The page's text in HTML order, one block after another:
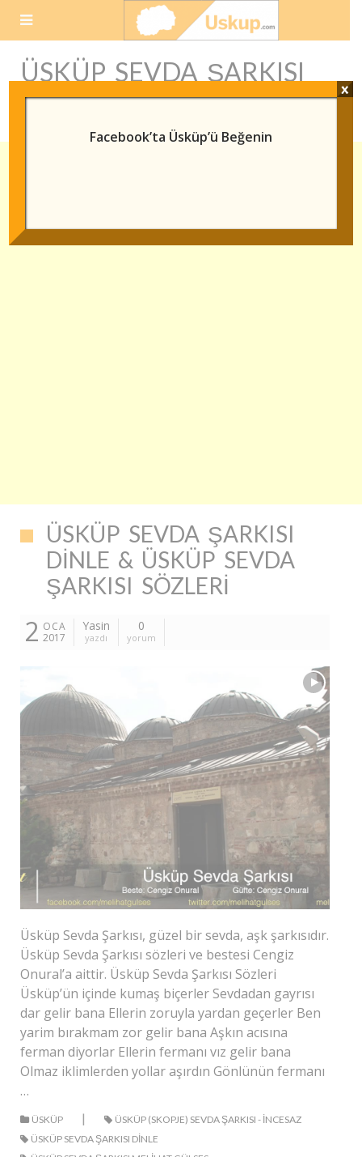
ÜSKÜP SEVDA ŞARKISI
ŞARKI SÖZLERI
ÜSKÜP SEVDA ŞARKISI
DINLE & ÜSKÜP SEVDA
ŞARKISI SÖZLERI
2 OCA
2017
Yasin
yazdı
0
yorum
Üsküp Sevda Şarkısı, güzel bir sevda, aşk şarkısıdır.
Üsküp Sevda Şarkısı sözleri ve bestesi Cengiz
Onural’a aittir. Üsküp Sevda Şarkısı Sözleri
Üsküp’ün içinde kumaş biçerler Sevdadan gayrısı
dar gelir bana Ellerin zoruyla yardan geçerler Ben
yarim bırakmam zor gelir bana Aşkın acısına
ferman diyorlar Ellerin fermanı vız gelir bana
Olmaz iklimlerden yollar aşırdın Gönlünün fermanı
…
ÜSKÜP |
ÜSKÜP (SKOPJE) SEVDA ŞARKISI - INCESAZ
ÜSKÜP SEVDA ŞARKISI DINLE
Facebook’ta Üsküp’ü Beğenin
x